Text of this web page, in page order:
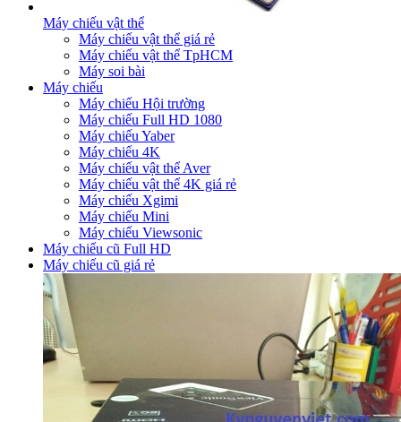
Máy chiếu vật thể
Máy chiếu vật thể giá rẻ
Máy chiếu vật thể TpHCM
Máy soi bài
Máy chiếu
Máy chiếu Hội trường
Máy chiếu Full HD 1080
Máy chiếu Yaber
Máy chiếu 4K
Máy chiếu vật thể Aver
Máy chiếu vật thể 4K giá rẻ
Máy chiếu Xgimi
Máy chiếu Mini
Máy chiếu Viewsonic
Máy chiếu cũ Full HD
Máy chiếu cũ giá rẻ